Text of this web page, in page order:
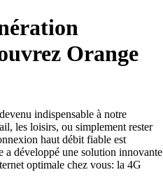
Orange
indispensable à notre
les loisirs, ou simplement rester
haut débit fiable est
développé une solution innovante
optimale chez vous: la 4G